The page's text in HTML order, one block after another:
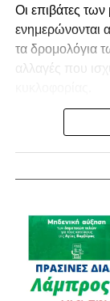
Οι επιβάτες
ενημερώνονται
τα δρομολόγια
αλλαγές που